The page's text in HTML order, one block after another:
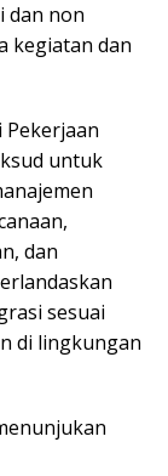
dan non
kegiatan dan
untuk
dan
sesuai
di lingkungan